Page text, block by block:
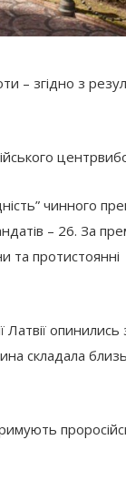
– згідно з
чинного
– 26. За
та протистоянні
Латвії
складала